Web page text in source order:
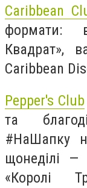
Caribbean
формати:
Квадрат»,
Caribbean
Pepper's Club
та
#НаШапку
щонеділі —
«Королі